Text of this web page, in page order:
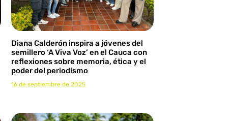
Diana Calderón inspira a jóvenes del
semillero ‘A Viva Voz’ en el Cauca con
reflexiones sobre memoria, ética y el
poder del periodismo
16 de septiembre de 2025